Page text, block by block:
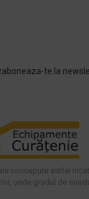
te la
concepute astfel
unde gradul de